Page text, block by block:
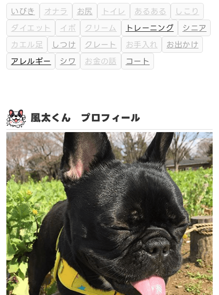
いびき オナラ お尻 トイレ あるある
しこり
ダイエット
イボ クリーム トレーニング
シニア
カエル足
しつけ クレート お手入れ
お出かけ
アレルギー
シワ お金の話 コート
風太くん プロフィール